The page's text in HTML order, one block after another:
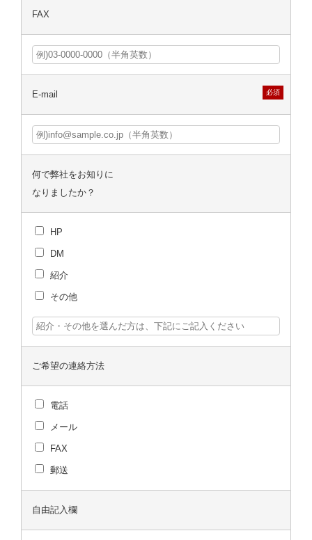
FAX
E-mail 必須
何で弊社をお知りに
なりましたか？
HP
DM
紹介
その他
ご希望の連絡方法
電話
メール
FAX
郵送
自由記入欄